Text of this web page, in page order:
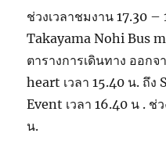
ช่วงเวลาชมงาน 17.30 –
Takayama Nohi Bus
ตารางการเดินทาง ออก
heart เวลา 15.40 น. ถึ
Event เวลา 16.40 น . ช่
น.